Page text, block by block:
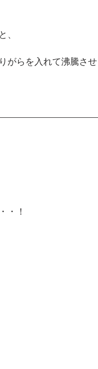
、
がらを入れて沸騰さ
・！